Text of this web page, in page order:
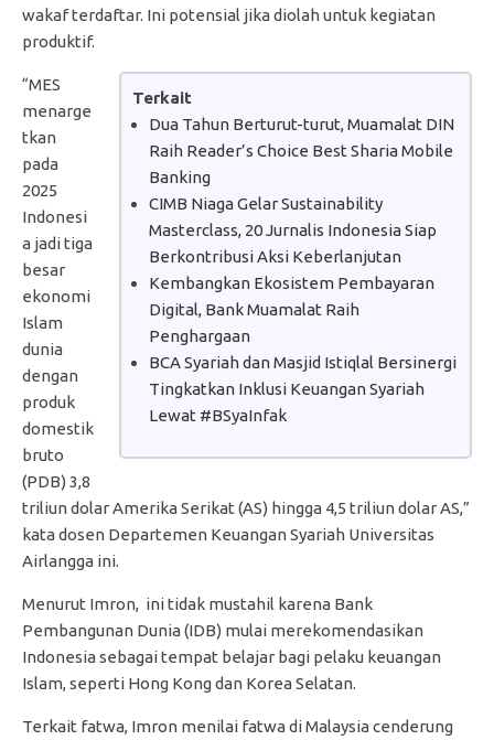
wakaf terdaftar. Ini potensial jika diolah untuk kegiatan
produktif.
Terkait
Dua Tahun Berturut-turut, Muamalat DIN
Raih Reader’s Choice Best Sharia Mobile
Banking
CIMB Niaga Gelar Sustainability
Masterclass, 20 Jurnalis Indonesia Siap
Berkontribusi Aksi Keberlanjutan
Kembangkan Ekosistem Pembayaran
Digital, Bank Muamalat Raih
Penghargaan
BCA Syariah dan Masjid Istiqlal Bersinergi
Tingkatkan Inklusi Keuangan Syariah
Lewat #BSyaInfak
“MES
menarge
tkan
pada
2025
Indonesi
a jadi tiga
besar
ekonomi
Islam
dunia
dengan
produk
domestik
bruto
(PDB) 3,8
triliun dolar Amerika Serikat (AS) hingga 4,5 triliun dolar AS,”
kata dosen Departemen Keuangan Syariah Universitas
Airlangga ini.
Menurut Imron, ini tidak mustahil karena Bank
Pembangunan Dunia (IDB) mulai merekomendasikan
Indonesia sebagai tempat belajar bagi pelaku keuangan
Islam, seperti Hong Kong dan Korea Selatan.
Terkait fatwa, Imron menilai fatwa di Malaysia cenderung